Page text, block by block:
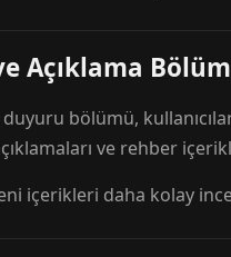
Açıklama
bölümü,
ve rehber
içerikleri daha kolay